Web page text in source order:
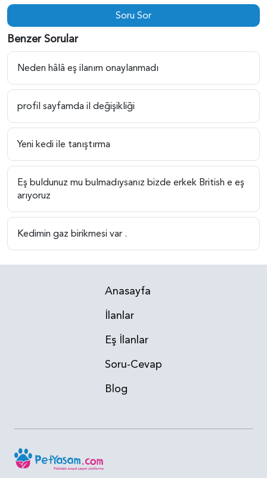
Soru Sor
Benzer Sorular
Neden hâlâ eş ilanım onaylanmadı
profil sayfamda il değişikliği
Yeni kedi ile tanıştırma
Eş buldunuz mu bulmadıysanız bizde erkek British e eş
arıyoruz
Kedimin gaz birikmesi var .
Anasayfa
İlanlar
Eş İlanlar
Soru-Cevap
Blog